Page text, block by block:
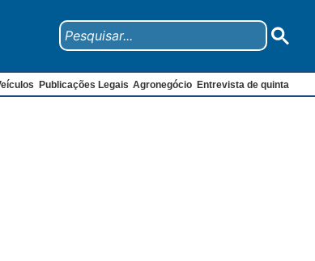
Publicações Legais Agronegócio Entrevista de quinta